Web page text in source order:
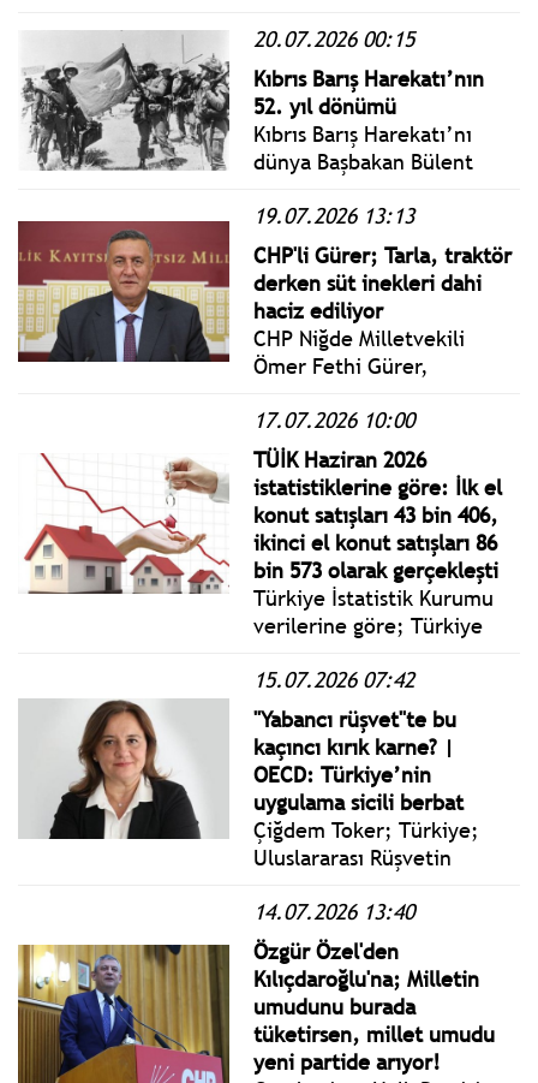
Katılımcıları Anketi’ne göre
yıl sonu enflasyon
beklentisi yüzde 29,21’e
yükseldi.
20.07.2026 00:15
Kıbrıs Barış Harekatı’nın
52. yıl dönümü
Kıbrıs Barış Harekatı’nı
dünya Başbakan Bülent
açıklamayla duydu: “Biz
aslında savaş için değil
barış için, yalnız Türklere
değil Rumlara da barış
getirmek için Ada’ya
gidiyoruz” dedi.
19.07.2026 13:13
CHP'li Gürer; Tarla, traktör
derken süt inekleri dahi
haciz ediliyor
CHP Niğde Milletvekili
Ömer Fethi Gürer,
icra dairelerinde satışa
çıkarılan tarla ve
traktörden sonra büyükbaş
hayvanların da satışa
çıkarıldığını söyledi.
17.07.2026 10:00
TÜİK Haziran 2026
istatistiklerine göre: İlk el
konut satışları 43 bin 406,
ikinci el konut satışları 86
bin 573 olarak gerçekleşti
Türkiye İstatistik Kurumu
verilerine göre; Türkiye
sayısı Haziran ayında bir
önceki yılın aynı ayına göre
%23,1 oranında artarak 43
bin 406 oldu.
15.07.2026 07:42
''Yabancı rüşvet''te bu
kaçıncı kırık karne? |
OECD: Türkiye’nin
uygulama sicili berbat
Çiğdem Toker; Türkiye;
Uluslararası Rüşvetin
bir devlet olarak imza
atması dolayısıyla,
uyulması gereken
yükümlülüklere dönüşen
“tavsiye”ler konusunda
yine sınıfta kaldı.
14.07.2026 13:40
Özgür Özel'den
Kılıçdaroğlu'na; Milletin
umudunu burada
tüketirsen, millet umudu
yeni partide arıyor!